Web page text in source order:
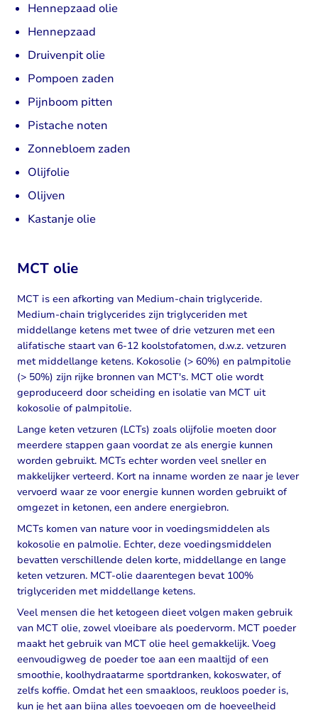
Hennepzaad olie
Hennepzaad
Druivenpit olie
Pompoen zaden
Pijnboom pitten
Pistache noten
Zonnebloem zaden
Olijfolie
Olijven
Kastanje olie
MCT olie
MCT is een afkorting van Medium-chain triglyceride.
Medium-chain triglycerides zijn triglyceriden met
middellange ketens met twee of drie vetzuren met een
alifatische staart van 6-12 koolstofatomen, d.w.z. vetzuren
met middellange ketens. Kokosolie (> 60%) en palmpitolie
(> 50%) zijn rijke bronnen van MCT's. MCT olie wordt
geproduceerd door scheiding en isolatie van MCT uit
kokosolie of palmpitolie.
Lange keten vetzuren (LCTs) zoals olijfolie moeten door
meerdere stappen gaan voordat ze als energie kunnen
worden gebruikt. MCTs echter worden veel sneller en
makkelijker verteerd. Kort na inname worden ze naar je lever
vervoerd waar ze voor energie kunnen worden gebruikt of
omgezet in ketonen, een andere energiebron.
MCTs komen van nature voor in voedingsmiddelen als
kokosolie en palmolie. Echter, deze voedingsmiddelen
bevatten verschillende delen korte, middellange en lange
keten vetzuren. MCT-olie daarentegen bevat 100%
triglyceriden met middellange ketens.
Veel mensen die het ketogeen dieet volgen maken gebruik
van MCT olie, zowel vloeibare als poedervorm. MCT poeder
maakt het gebruik van MCT olie heel gemakkelijk. Voeg
eenvoudigweg de poeder toe aan een maaltijd of een
smoothie, koolhydraatarme sportdranken, kokoswater, of
zelfs koffie. Omdat het een smaakloos, reukloos poeder is,
kun je het aan bijna alles toevoegen om de hoeveelheid